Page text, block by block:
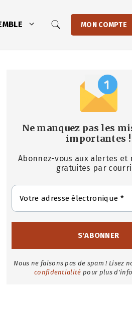
MON COMPTE
Ne manquez pas les
importantes !
Abonnez-vous aux alertes et
gratuites par
Nous ne faisons pas de spam ! Lisez
confidentialité pour plus